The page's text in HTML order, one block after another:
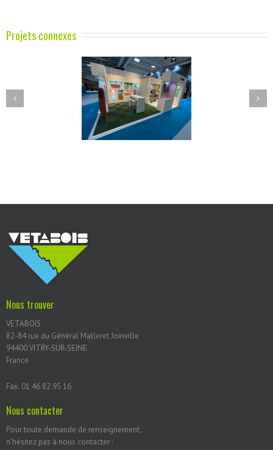
Projets connexes
Nous trouver
VETABOIS
82-84 rue du Général Malleret Joinville
94400 VITRY-SUR-SEINE
France
Fax. 01 46 82 95 16
Nous contacter
Pour toute demande de renseignement,
n’hésitez pas à nous contacter :